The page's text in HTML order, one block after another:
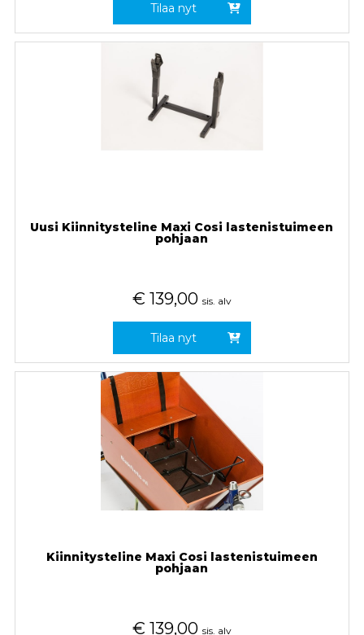
Tilaa nyt
Uusi Kiinnitysteline Maxi Cosi lastenistuimeen
pohjaan
€ 139,00 sis. alv
Tilaa nyt
Kiinnitysteline Maxi Cosi lastenistuimeen
pohjaan
€ 139,00 sis. alv